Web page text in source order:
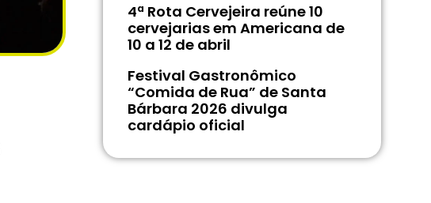
4ª Rota Cervejeira reúne 10
cervejarias em Americana de
10 a 12 de abril
Festival Gastronômico
“Comida de Rua” de Santa
Bárbara 2026 divulga
cardápio oficial